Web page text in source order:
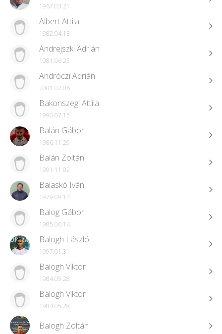
1967.03.21
Albert Attila
1982.04.13
Andrejszki Adrián
1981.06.25
Andróczi Adrián
2001.02.06
Bakonszegi Attila
1990.07.15
Balán Gábor
1986.11.29
Balán Zoltán
1991.11.02
Balaskó Iván
1979.09.14
Balog Gábor
1985.06.14
Balogh László
1997.01.31
Balogh Viktor
1984.05.28
Balogh Viktor
1984.05.28
Balogh Zoltán